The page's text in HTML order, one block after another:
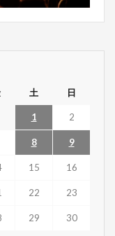
土 日
1 2
8 9
15 16
22 23
29 30